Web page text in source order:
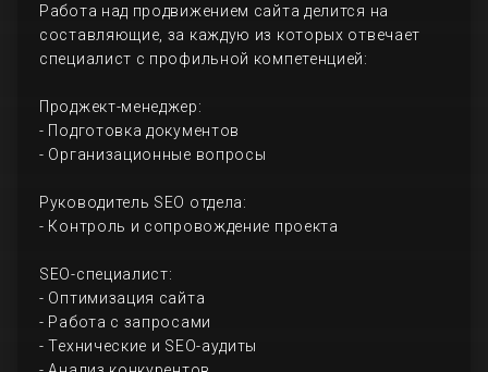
Работа над продвижением сайта делится на
составляющие, за каждую из которых отвечает
специалист с профильной компетенцией:
Проджект-менеджер:
- Подготовка документов
- Организационные вопросы
Руководитель SEO отдела:
- Контроль и сопровождение проекта
SEO-специалист:
- Оптимизация сайта
- Работа с запросами
- Технические и SEO-аудиты